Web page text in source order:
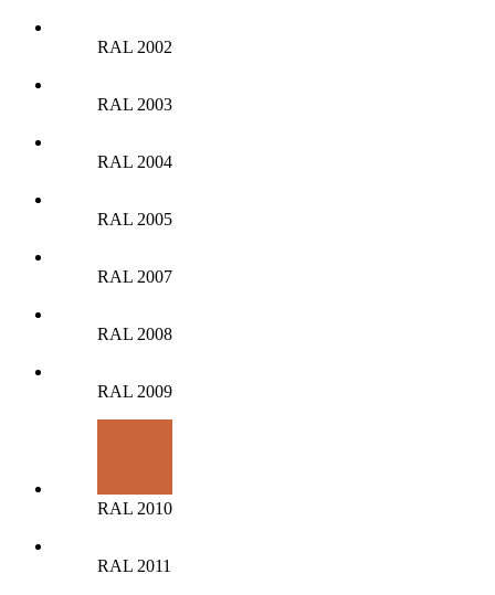
RAL 2002
RAL 2003
RAL 2004
RAL 2005
RAL 2007
RAL 2008
RAL 2009
RAL 2010
RAL 2011